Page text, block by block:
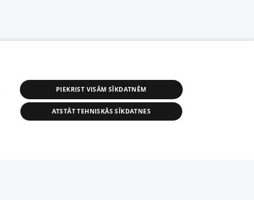
PIEKRIST VISĀM SĪKDATNĒM
ATSTĀT TEHNISKĀS SĪKDATNES